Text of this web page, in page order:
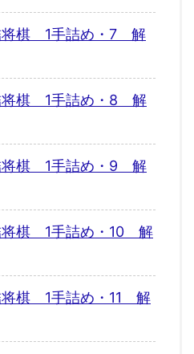
将棋 1手詰め・7 解
将棋 1手詰め・8 解
将棋 1手詰め・9 解
将棋 1手詰め・10 解
将棋 1手詰め・11 解